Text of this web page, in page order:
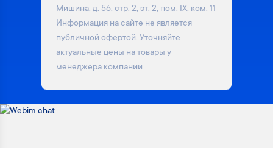
Мишина, д. 56, стр. 2, эт. 2, пом. IX, ком. 11
Информация на сайте не является
публичной офертой. Уточняйте
актуальные цены на товары у
менеджера компании